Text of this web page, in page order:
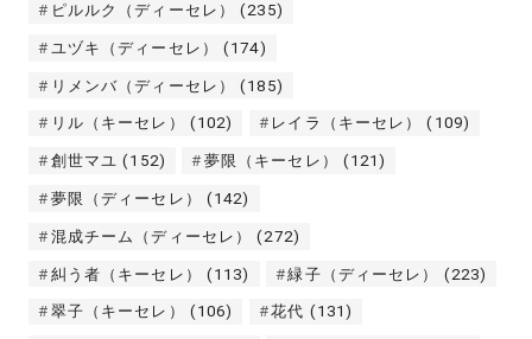
ピルルク（ディーセレ） (235)
ユヅキ（ディーセレ） (174)
リメンバ（ディーセレ） (185)
リル（キーセレ） (102) レイラ（キーセレ） (109)
創世マユ (152) 夢限（キーセレ） (121)
夢限（ディーセレ） (142)
混成チーム（ディーセレ） (272)
糾う者（キーセレ） (113) 緑子（ディーセレ） (223)
翠子（キーセレ） (106) 花代 (131)